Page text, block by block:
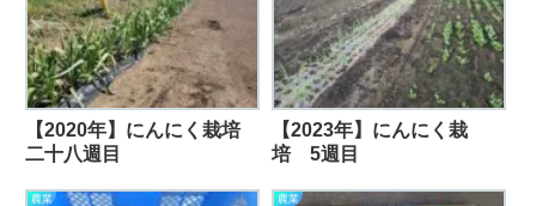
【2020年】にんにく栽培
二十八週目
【2023年】にんにく栽
培 5週目
農業 農業